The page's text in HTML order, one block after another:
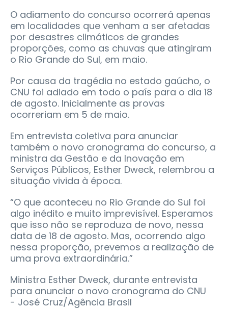
O adiamento do concurso ocorrerá apenas
em localidades que venham a ser afetadas
por desastres climáticos de grandes
proporções, como as chuvas que atingiram
o Rio Grande do Sul, em maio.
Por causa da tragédia no estado gaúcho, o
CNU foi adiado em todo o país para o dia 18
de agosto. Inicialmente as provas
ocorreriam em 5 de maio.
Em entrevista coletiva para anunciar
também o novo cronograma do concurso, a
ministra da Gestão e da Inovação em
Serviços Públicos, Esther Dweck, relembrou a
situação vivida à época.
“O que aconteceu no Rio Grande do Sul foi
algo inédito e muito imprevisível. Esperamos
que isso não se reproduza de novo, nessa
data de 18 de agosto. Mas, ocorrendo algo
nessa proporção, prevemos a realização de
uma prova extraordinária.”
Ministra Esther Dweck, durante entrevista
para anunciar o novo cronograma do CNU
- José Cruz/Agência Brasil